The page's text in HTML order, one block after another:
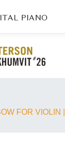
PIANO
FOR VIOLIN